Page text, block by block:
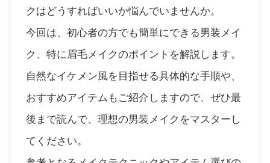
クはどうすればいいか悩んでいませんか。
今回は、初心者の方でも簡単にできる男装メイ
ク、特に眉毛メイクのポイントを解説します。
自然なイケメン風を目指せる具体的な手順や、
おすすめアイテムもご紹介しますので、ぜひ最
後まで読んで、理想の男装メイクをマスターし
てください。